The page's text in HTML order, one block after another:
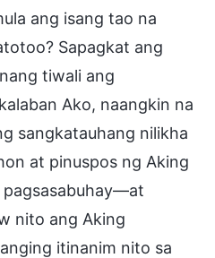
ang isang tao na
Sapagkat ang
tiwali ang
Ako, naangkin na
sangkatauhang nilikha
at pinuspos ng Aking
pagsasabuhay—at
nito ang Aking
itinanim nito sa